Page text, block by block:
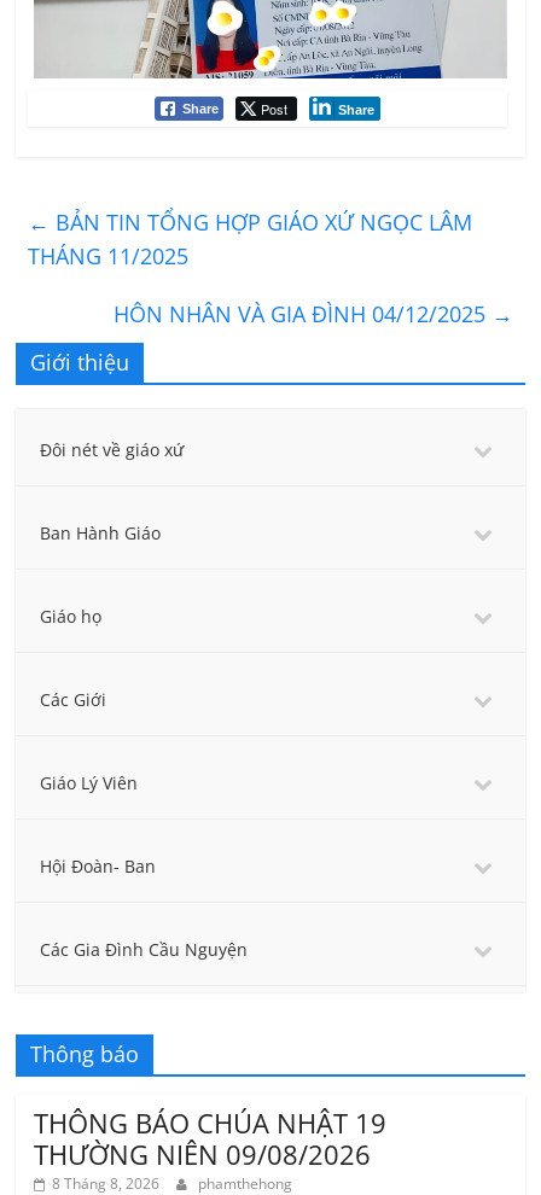
Share Post Share
← BẢN TIN TỔNG HỢP GIÁO XỨ NGỌC LÂM
THÁNG 11/2025
HÔN NHÂN VÀ GIA ĐÌNH 04/12/2025 →
Giới thiệu
Đôi nét về giáo xứ
Ban Hành Giáo
Giáo họ
Các Giới
Giáo Lý Viên
Hội Đoàn- Ban
Các Gia Đình Cầu Nguyện
Thông báo
THÔNG BÁO CHÚA NHẬT 19
THƯỜNG NIÊN 09/08/2026
8 Tháng 8, 2026 phamthehong